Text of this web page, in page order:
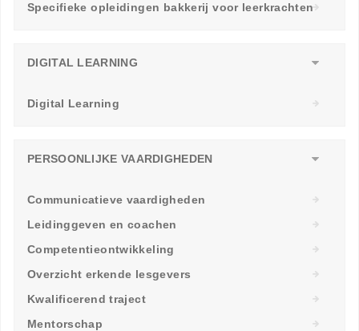
Specifieke opleidingen bakkerij voor leerkrachten
DIGITAL LEARNING
Digital Learning
PERSOONLIJKE VAARDIGHEDEN
Communicatieve vaardigheden
Leidinggeven en coachen
Competentieontwikkeling
Overzicht erkende lesgevers
Kwalificerend traject
Mentorschap